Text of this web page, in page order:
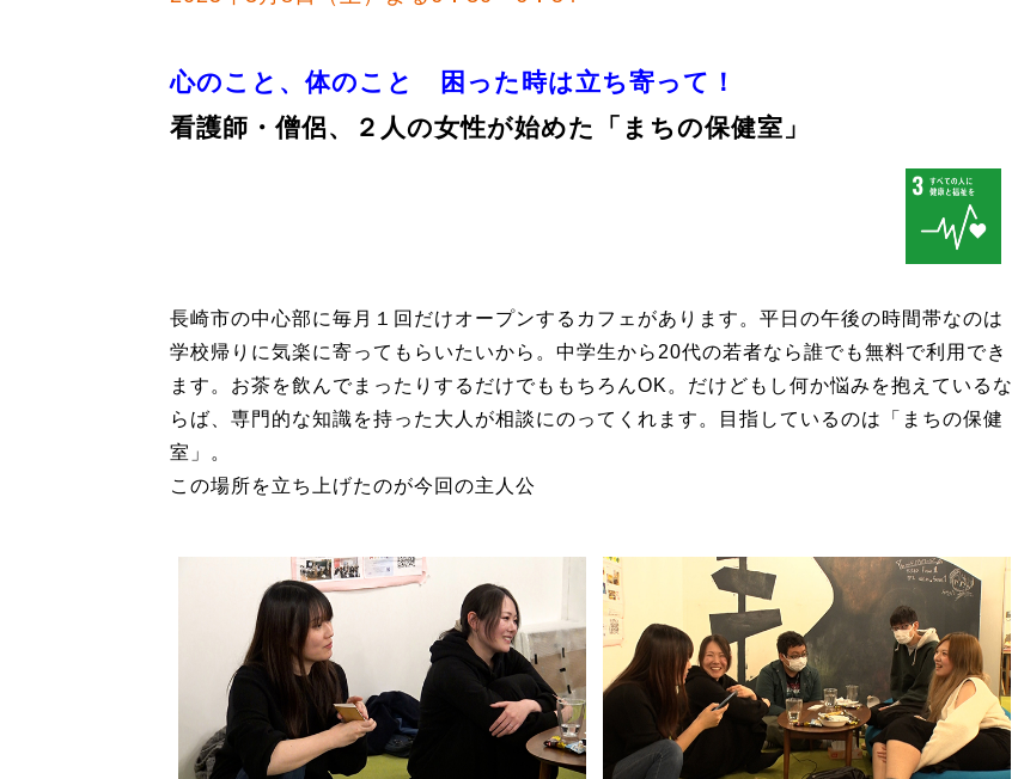
心のこと、体のこと 困った時は立ち寄って！
看護師・僧侶、２人の女性が始めた「まちの保健室」
長崎市の中心部に毎月１回だけオープンするカフェがあります。平日の午後の時間帯なのは
学校帰りに気楽に寄ってもらいたいから。中学生から20代の若者なら誰でも無料で利用でき
ます。お茶を飲んでまったりするだけでももちろんOK。だけどもし何か悩みを抱えているな
らば、専門的な知識を持った大人が相談にのってくれます。目指しているのは「まちの保健
室」。
この場所を立ち上げたのが今回の主人公